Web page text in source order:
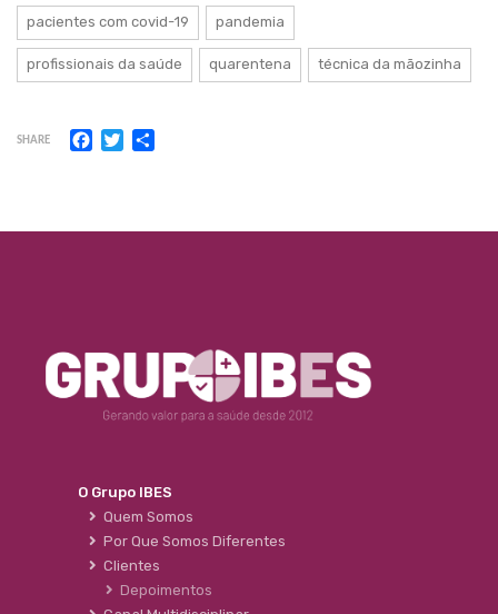
pacientes com covid-19 pandemia
profissionais da saúde quarentena técnica da mãozinha
SHARE Facebook
Twitter
O Grupo IBES
Quem Somos
Por Que Somos Diferentes
Clientes
Depoimentos